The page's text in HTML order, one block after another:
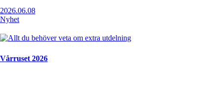
2026.06.08
Nyhet
Vårruset 2026